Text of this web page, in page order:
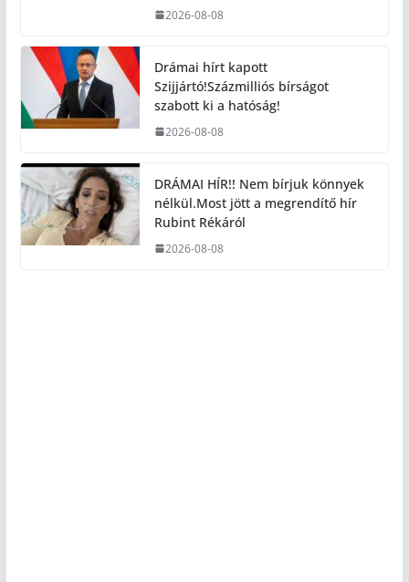
2026-08-08
Drámai hírt kapott
Szijjártó!Százmilliós bírságot
szabott ki a hatóság!
2026-08-08
DRÁMAI HÍR!! Nem bírjuk könnyek
nélkül.Most jött a megrendítő hír
Rubint Rékáról
2026-08-08